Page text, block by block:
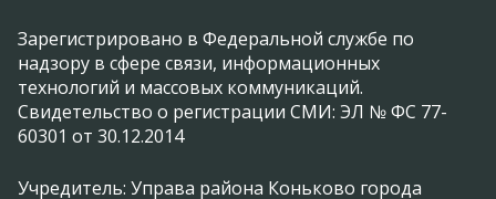
Зарегистрировано в Федеральной службе по
надзору в сфере связи, информационных
технологий и массовых коммуникаций.
Свидетельство о регистрации СМИ: ЭЛ № ФС 77-
60301 от 30.12.2014
Учредитель: Управа района Коньково города